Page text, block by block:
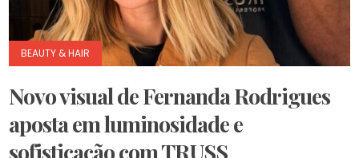
BEAUTY & HAIR
Novo visual de Fernanda Rodrigues
aposta em luminosidade e
sofisticação com TRUSS